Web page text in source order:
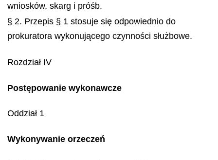
wniosków, skarg i próśb.
§ 2. Przepis § 1 stosuje się odpowiednio do
prokuratora wykonującego czynności służbowe.
Rozdział IV
Postępowanie wykonawcze
Oddział 1
Wykonywanie orzeczeń